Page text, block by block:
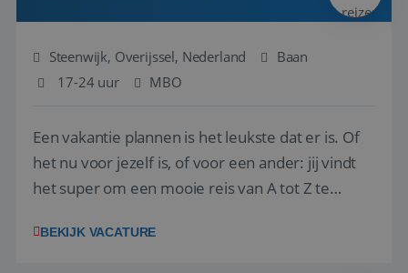
Steenwijk, Overijssel, Nederland
Baan
17-24 uur
MBO
Een vakantie plannen is het leukste dat er is. Of
het nu voor jezelf is, of voor een ander: jij vindt
het super om een mooie reis van A tot Z te
vakantiegangers de meest prachtige plekjes op
BEKIJK VACATURE